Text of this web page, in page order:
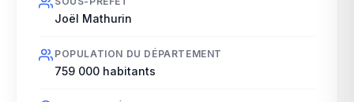
Joël Mathurin
POPULATION DU DÉPARTEMENT
759 000 habitants